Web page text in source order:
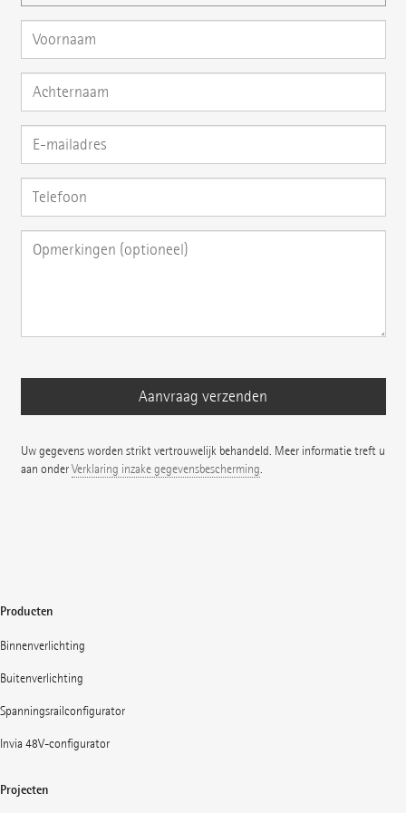
Uw gegevens worden strikt vertrouwelijk behandeld. Meer informatie treft u
aan onderVerklaring inzake gegevensbescherming.
Producten
Binnenverlichting
Buitenverlichting
Spanningsrailconfigurator
Invia 48V-configurator
Projecten